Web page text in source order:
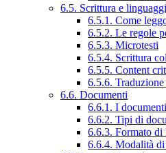
6.5. Scrittura e
6.5.1. Come
6.5.2. Le regole
6.5.3. Microtesti
6.5.4. Scrittura
6.5.5. Content
6.5.6.
6.6. Documenti
6.6.1. I
6.6.2. Tipi di
6.6.3. Formato di
6.6.4. Modalità